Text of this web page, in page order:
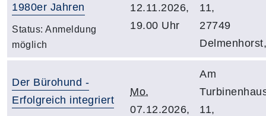
1980er Jahren
Status: Anmeldung
möglich
12.11.2026,
19.00 Uhr
11,
27749
Delmenhorst,
Der Bürohund -
Erfolgreich integriert
Mo.
07.12.2026,
Am
11,